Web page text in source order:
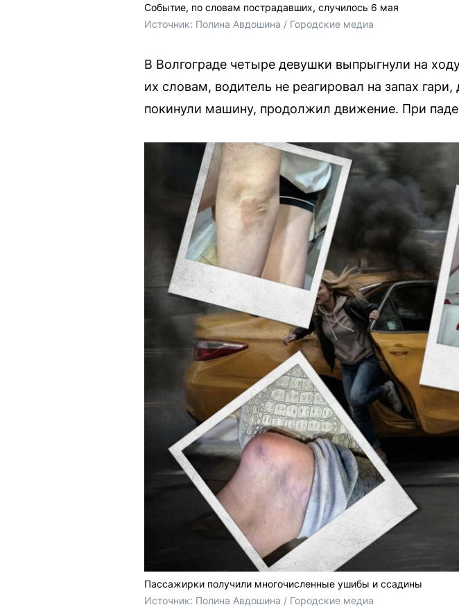
Событие, по словам пострадавших, случилось 6 мая
Источник: Полина Авдошина / Городские медиа
В Волгограде четыре девушки выпрыгнули на
их словам, водитель не реагировал на запах
покинули машину, продолжил движение. При
Пассажирки получили многочисленные ушибы и ссадины
Источник: Полина Авдошина / Городские медиа